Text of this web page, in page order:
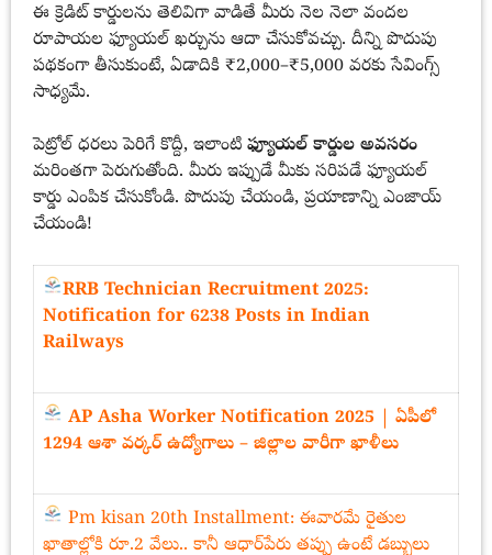
ఈ క్రెడిట్ కార్డులను తెలివిగా వాడితే మీరు నెల నెలా వందల
రూపాయల ఫ్యూయల్ ఖర్చును ఆదా చేసుకోవచ్చు. దీన్ని పొదుపు
పథకంగా తీసుకుంటే, ఏడాదికి ₹2,000–₹5,000 వరకు సేవింగ్స్
సాధ్యమే.
పెట్రోల్ ధరలు పెరిగే కొద్దీ, ఇలాంటి ఫ్యూయల్ కార్డుల అవసరం
మరింతగా పెరుగుతోంది. మీరు ఇప్పుడే మీకు సరిపడే ఫ్యూయల్
కార్డు ఎంపిక చేసుకోండి. పొదుపు చేయండి, ప్రయాణాన్ని ఎంజాయ్
చేయండి!
RRB Technician Recruitment 2025:
Notification for 6238 Posts in Indian
Railways
AP Asha Worker Notification 2025 | ఏపీలో
1294 ఆశా వర్కర్ ఉద్యోగాలు – జిల్లాల వారీగా ఖాళీలు
Pm kisan 20th Installment: ఈవారమే రైతుల
ఖాతాల్లోకి రూ.2 వేలు.. కానీ ఆధార్‌పేరు తప్పు ఉంటే డబ్బులు